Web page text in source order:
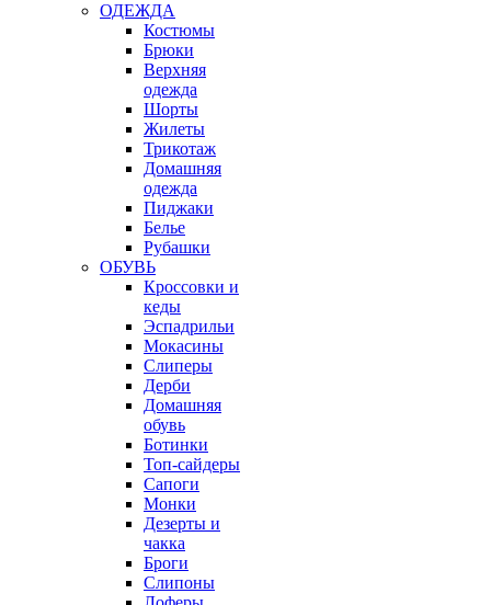
ОДЕЖДА
Костюмы
Брюки
Верхняя
одежда
Шорты
Жилеты
Трикотаж
Домашняя
одежда
Пиджаки
Белье
Рубашки
ОБУВЬ
Кроссовки и
кеды
Эспадрильи
Мокасины
Слиперы
Дерби
Домашняя
обувь
Ботинки
Топ-сайдеры
Сапоги
Монки
Дезерты и
чакка
Броги
Слипоны